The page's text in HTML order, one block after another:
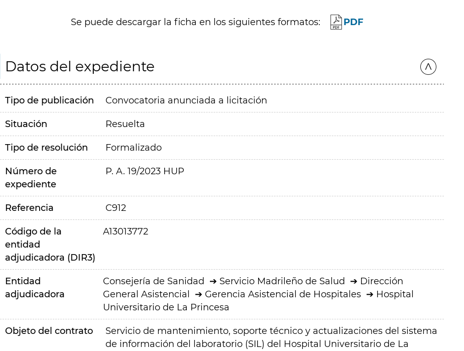
Se puede descargar la ficha en los siguientes formatos: PDF
Datos del expediente
Tipo de publicación Convocatoria anunciada a licitación
Situación Resuelta
Tipo de resolución Formalizado
Número de
expediente
P. A. 19/2023 HUP
Referencia C912
Código de la
entidad
adjudicadora (DIR3)
A13013772
Entidad
adjudicadora
Consejería de Sanidad Servicio Madrileño de Salud
Dirección
General Asistencial
Gerencia Asistencial de Hospitales
Hospital
Universitario de La Princesa
Objeto del contrato
Servicio de mantenimiento, soporte técnico y actualizaciones del sistema
de información del laboratorio (SIL) del Hospital Universitario de La